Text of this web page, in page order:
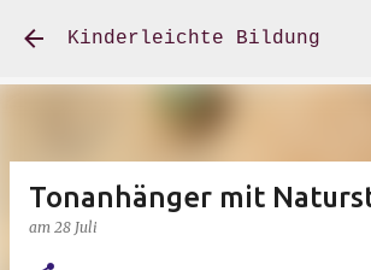
Direkt zum Hauptbereich
Kinderleichte Bildung
Tonanhänger mit
am 28 Juli